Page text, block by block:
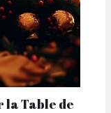
la Table de